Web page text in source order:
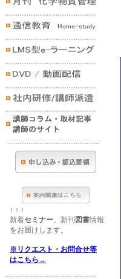
↑ ↑ ↑
新着セミナー、新刊 図書情報
をお届けします。
※リクエスト・お問合せ等
はこちら→